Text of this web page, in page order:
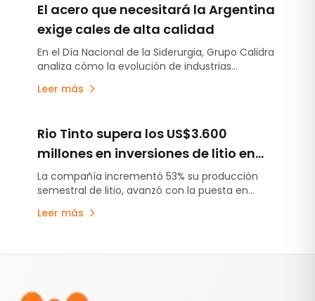
avanzando con el plan de expansión –Etapa 2-
destinado a incrementar la capacidad de
producción en otras 45.000 toneladas anuales
de carbonato de litio equivalente.
El acero que necesitará la Argentina
exige cales de alta calidad
En el Día Nacional de la Siderurgia, Grupo Calidra
analiza cómo la evolución de industrias
estratégicas está impulsando la producción de
aceros cada vez más exigentes y el rol clave
Leer más
Rio Tinto supera los US$3.600
millones en inversiones de litio en
Argentina y acelera la puesta en
marcha de sus proyectos
La compañía incrementó 53% su producción
semestral de litio, avanzó con la puesta en
marcha de Fénix 1B y Sal de Vida antes de lo
previsto y continúa escalando Rincón, el primer
Leer más